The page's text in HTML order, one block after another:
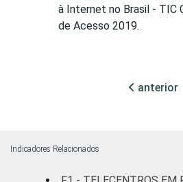
à Internet no Brasil - TIC
de Acesso 2019.
anterior
Indicadores Relacionados